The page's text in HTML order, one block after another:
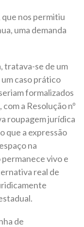
que nos permitiu
uma demanda
tratava-se de um
caso prático
formalizados
a Resolução nº
roupagem jurídica
que a expressão
na
vivo e
real de
de